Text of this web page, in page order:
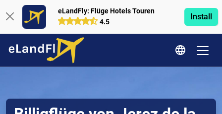
eLandFly: Flüge Hotels Touren
4.5
Install